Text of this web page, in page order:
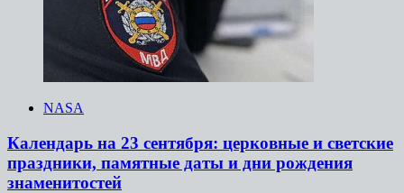
NASA
Календарь на 23 сентября: церковные и светские
праздники, памятные даты и дни рождения
знаменитостей